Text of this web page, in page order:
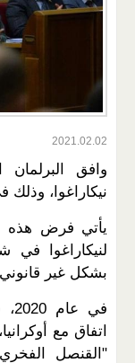
2021.02.02
وافق
نيكاراغوا،
يأتي فرض هذه
لنيكاراغوا في
بشكل غير قانوني
اتفاق مع
"القنصل